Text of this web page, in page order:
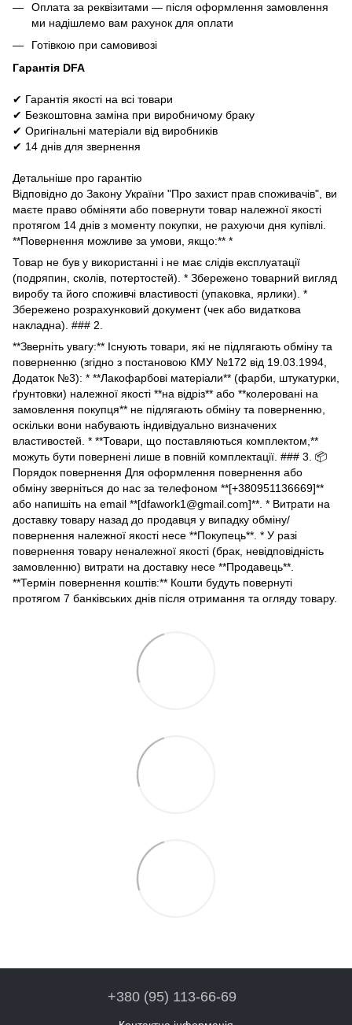
Оплата за реквізитами — після оформлення замовлення
ми надішлемо вам рахунок для оплати
Готівкою при самовивозі
Гарантія DFA
✔ Гарантія якості на всі товари
✔ Безкоштовна заміна при виробничому браку
✔ Оригінальні матеріали від виробників
✔ 14 днів для звернення
Детальніше про гарантію
Відповідно до Закону України "Про захист прав споживачів", ви
маєте право обміняти або повернути товар належної якості
протягом 14 днів з моменту покупки, не рахуючи дня купівлі.
**Повернення можливе за умови, якщо:** *
Товар не був у використанні і не має слідів експлуатації
(подряпин, сколів, потертостей). * Збережено товарний вигляд
виробу та його споживчі властивості (упаковка, ярлики). *
Збережено розрахунковий документ (чек або видаткова
накладна). ### 2.
**Зверніть увагу:** Існують товари, які не підлягають обміну та
поверненню (згідно з постановою КМУ №172 від 19.03.1994,
Додаток №3): * **Лакофарбові матеріали** (фарби, штукатурки,
ґрунтовки) належної якості **на відріз** або **колеровані на
замовлення покупця** не підлягають обміну та поверненню,
оскільки вони набувають індивідуально визначених
властивостей. * **Товари, що поставляються комплектом,**
можуть бути повернені лише в повній комплектації. ### 3. 📦
Порядок повернення Для оформлення повернення або
обміну зверніться до нас за телефоном **[+380951136669]**
або напишіть на email **[dfawork1@gmail.com]**. * Витрати на
доставку товару назад до продавця у випадку обміну/
повернення належної якості несе **Покупець**. * У разі
повернення товару неналежної якості (брак, невідповідність
замовленню) витрати на доставку несе **Продавець**.
**Термін повернення коштів:** Кошти будуть повернуті
протягом 7 банківських днів після отримання та огляду товару.
+380 (95) 113-66-69